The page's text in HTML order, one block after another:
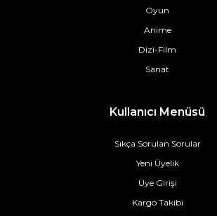
Oyun
Anime
Dizi-Film
Sanat
Kullanıcı Menüsü
Sıkça Sorulan Sorular
Yeni Üyelik
Üye Girişi
Kargo Takibi